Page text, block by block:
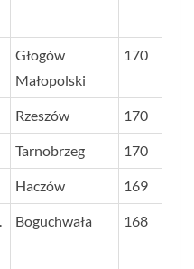
Głogów
Małopolski
170
Rzeszów 170
Tarnobrzeg 170
Haczów 169
Boguchwała 168